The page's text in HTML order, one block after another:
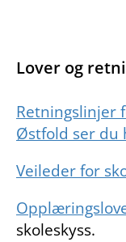
Lover og
Retningslinjer
Østfold ser du
Veileder for
skoleskyss.